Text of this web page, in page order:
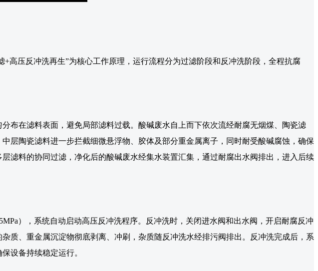
高压反冲洗再生”为核心工作原理，运行流程分为过滤阶段和反冲洗阶段，全程抗腐
布在滤料表面，避免局部滤料过载。酸碱废水自上而下依次流经耐腐无烟煤、陶瓷滤
层陶瓷滤料进一步拦截细微悬浮物、胶体及部分重金属离子，同时耐受酸碱腐蚀，确保
滤料的协同过滤，净化后的酸碱废水经集水装置汇集，通过耐腐出水阀排出，进入后续
），系统自动启动高压反冲洗程序。反冲洗时，关闭进水阀和出水阀，开启耐腐反冲
质、重金属沉淀物彻底剥离、冲刷，杂质随反冲洗水经排污阀排出。反冲洗完成后，系
设备持续稳定运行。